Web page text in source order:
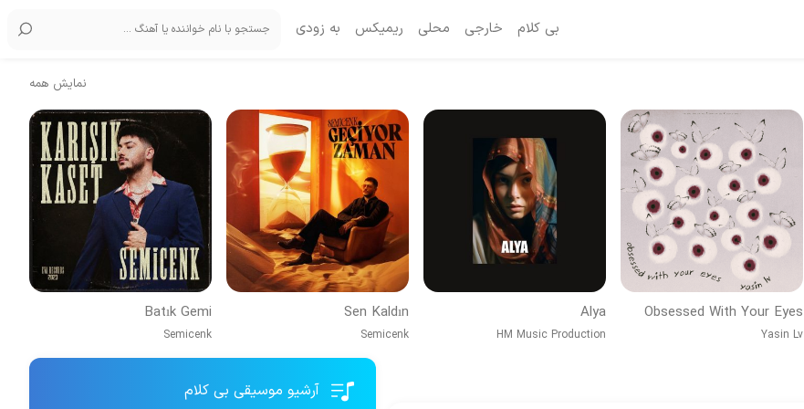
بی کلام خارجی محلی ریمیکس به زودی
نمایش همه
Obsessed With Your Eyes
Yasin Lv
Alya
HM Music Production
Sen Kaldın
Semicenk
Batık Gemi
Semicenk
آرشیو موسیقی بی کلام